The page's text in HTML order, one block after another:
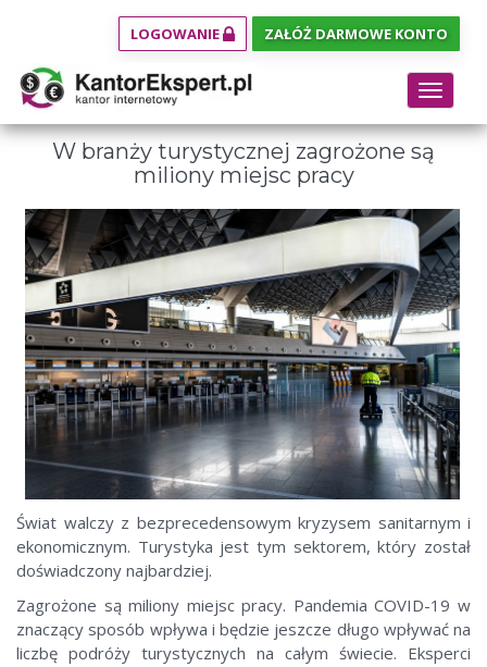
LOGOWANIE ZAŁÓŻ DARMOWE KONTO
Toggle
W branży turystycznej zagrożone są
miliony miejsc pracy
Świat walczy z bezprecedensowym kryzysem sanitarnym i
ekonomicznym. Turystyka jest tym sektorem, który został
doświadczony najbardziej.
Zagrożone są miliony miejsc pracy. Pandemia COVID-19 w
znaczący sposób wpływa i będzie jeszcze długo wpływać na
liczbę podróży turystycznych na całym świecie. Eksperci